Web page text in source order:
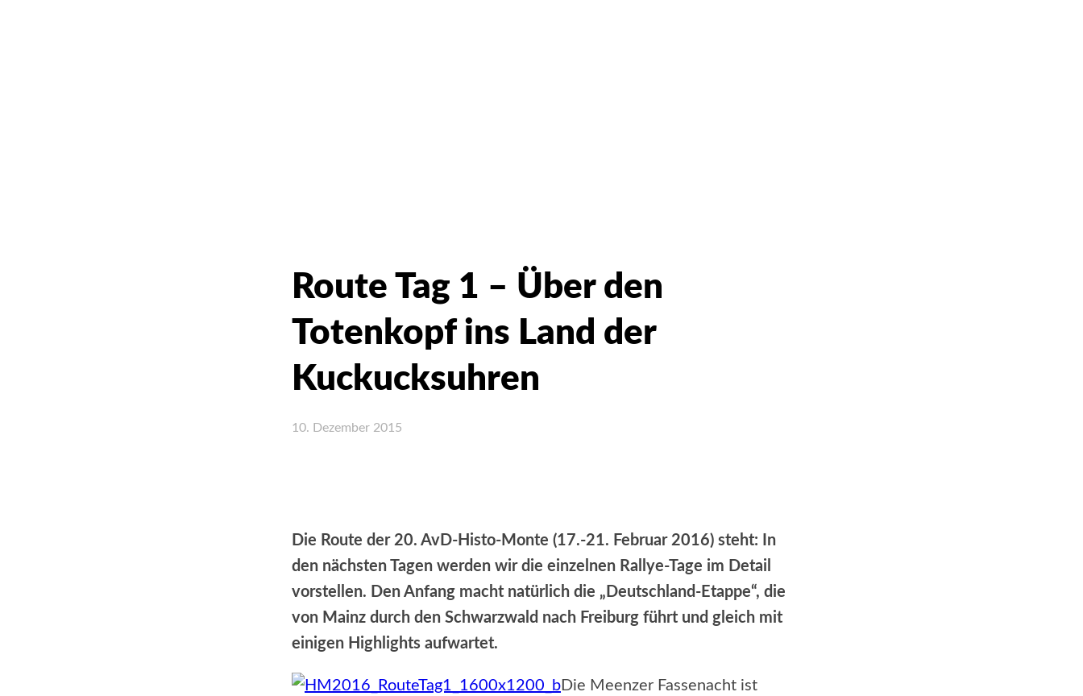
Route Tag 1 – Über den
Totenkopf ins Land der
Kuckucksuhren
10. Dezember 2015
Die Route der 20. AvD-Histo-Monte (17.-21. Februar 2016) steht: In
den nächsten Tagen werden wir die einzelnen Rallye-Tage im Detail
vorstellen. Den Anfang macht natürlich die „Deutschland-Etappe“, die
von Mainz durch den Schwarzwald nach Freiburg führt und gleich mit
einigen Highlights aufwartet.
Die Meenzer Fassenacht ist